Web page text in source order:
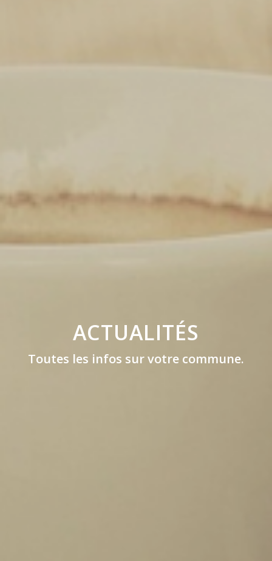
ACTUALITÉS
Toutes les infos sur votre commune.